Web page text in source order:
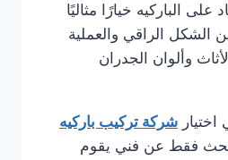
على الباركيه خيارًا مثاليًا
الشكل الراقي والعملية
وألوان الجدران
شركة تركيب باركيه
فقط عن فني يقوم